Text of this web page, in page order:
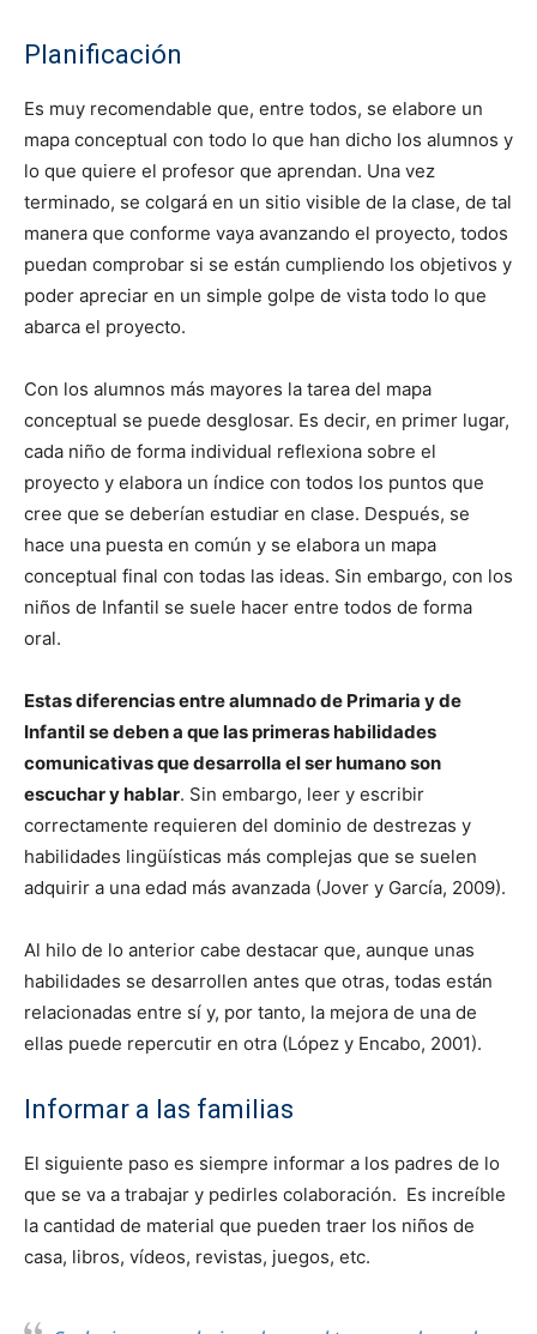
Planificación
Es muy recomendable que, entre todos, se elabore un
mapa conceptual con todo lo que han dicho los alumnos y
lo que quiere el profesor que aprendan. Una vez
terminado, se colgará en un sitio visible de la clase, de tal
manera que conforme vaya avanzando el proyecto, todos
puedan comprobar si se están cumpliendo los objetivos y
poder apreciar en un simple golpe de vista todo lo que
abarca el proyecto.
Con los alumnos más mayores la tarea del mapa
conceptual se puede desglosar. Es decir, en primer lugar,
cada niño de forma individual reflexiona sobre el
proyecto y elabora un índice con todos los puntos que
cree que se deberían estudiar en clase. Después, se
hace una puesta en común y se elabora un mapa
conceptual final con todas las ideas. Sin embargo, con los
niños de Infantil se suele hacer entre todos de forma
oral.
Estas diferencias entre alumnado de Primaria y de
Infantil se deben a que las primeras habilidades
comunicativas que desarrolla el ser humano son
escuchar y hablar. Sin embargo, leer y escribir
correctamente requieren del dominio de destrezas y
habilidades lingüísticas más complejas que se suelen
adquirir a una edad más avanzada (Jover y García, 2009).
Al hilo de lo anterior cabe destacar que, aunque unas
habilidades se desarrollen antes que otras, todas están
relacionadas entre sí y, por tanto, la mejora de una de
ellas puede repercutir en otra (López y Encabo, 2001).
Informar a las familias
El siguiente paso es siempre informar a los padres de lo
que se va a trabajar y pedirles colaboración. Es increíble
la cantidad de material que pueden traer los niños de
casa, libros, vídeos, revistas, juegos, etc.